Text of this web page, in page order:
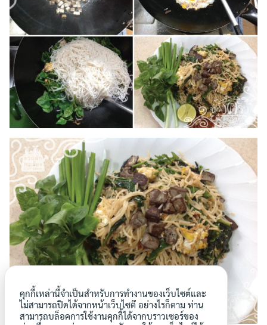
คุกกี้เหล่านี้จำเป็นสำหรับการทำงานของเว็บไซต์และ
ไม่สามารถปิดได้จากหน้าเว็บไซต๊ อย่างไรก็ตาม ท่าน
สามารถบล็อคการใช้งานคุกกี้ได้จากบราวเซอร์ของ